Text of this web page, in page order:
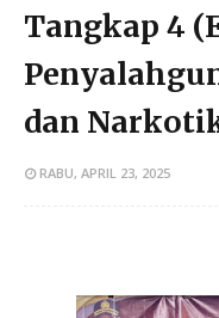
Tangkap 4
dan
RABU, APRIL 23, 2025